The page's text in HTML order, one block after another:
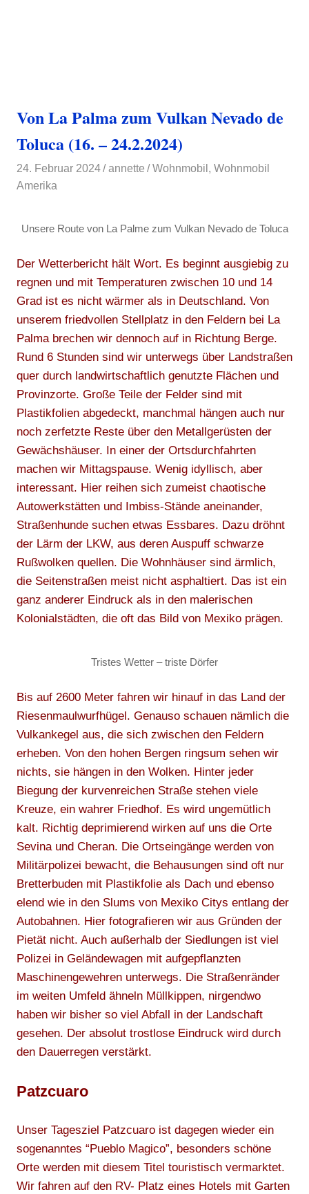
Von La Palma zum Vulkan Nevado de
Toluca (16. – 24.2.2024)
24. Februar 2024 annette Wohnmobil ,Wohnmobil
Amerika
Unsere Route von La Palme zum Vulkan Nevado de Toluca
Der Wetterbericht hält Wort. Es beginnt ausgiebig zu
regnen und mit Temperaturen zwischen 10 und 14
Grad ist es nicht wärmer als in Deutschland. Von
unserem friedvollen Stellplatz in den Feldern bei La
Palma brechen wir dennoch auf in Richtung Berge.
Rund 6 Stunden sind wir unterwegs über Landstraßen
quer durch landwirtschaftlich genutzte Flächen und
Provinzorte. Große Teile der Felder sind mit
Plastikfolien abgedeckt, manchmal hängen auch nur
noch zerfetzte Reste über den Metallgerüsten der
Gewächshäuser. In einer der Ortsdurchfahrten
machen wir Mittagspause. Wenig idyllisch, aber
interessant. Hier reihen sich zumeist chaotische
Autowerkstätten und Imbiss-Stände aneinander,
Straßenhunde suchen etwas Essbares. Dazu dröhnt
der Lärm der LKW, aus deren Auspuff schwarze
Rußwolken quellen. Die Wohnhäuser sind ärmlich,
die Seitenstraßen meist nicht asphaltiert. Das ist ein
ganz anderer Eindruck als in den malerischen
Kolonialstädten, die oft das Bild von Mexiko prägen.
Tristes Wetter – triste Dörfer
Bis auf 2600 Meter fahren wir hinauf in das Land der
Riesenmaulwurfhügel. Genauso schauen nämlich die
Vulkankegel aus, die sich zwischen den Feldern
erheben. Von den hohen Bergen ringsum sehen wir
nichts, sie hängen in den Wolken. Hinter jeder
Biegung der kurvenreichen Straße stehen viele
Kreuze, ein wahrer Friedhof. Es wird ungemütlich
kalt. Richtig deprimierend wirken auf uns die Orte
Sevina und Cheran. Die Ortseingänge werden von
Militärpolizei bewacht, die Behausungen sind oft nur
Bretterbuden mit Plastikfolie als Dach und ebenso
elend wie in den Slums von Mexiko Citys entlang der
Autobahnen. Hier fotografieren wir aus Gründen der
Pietät nicht. Auch außerhalb der Siedlungen ist viel
Polizei in Geländewagen mit aufgepflanzten
Maschinengewehren unterwegs. Die Straßenränder
im weiten Umfeld ähneln Müllkippen, nirgendwo
haben wir bisher so viel Abfall in der Landschaft
gesehen. Der absolut trostlose Eindruck wird durch
den Dauerregen verstärkt.
Patzcuaro
Unser Tagesziel Patzcuaro ist dagegen wieder ein
sogenanntes “Pueblo Magico”, besonders schöne
Orte werden mit diesem Titel touristisch vermarktet.
Wir fahren auf den RV- Platz eines Hotels mit Garten